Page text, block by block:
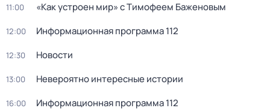
11:00 «Как устроен мир» с Тимофеем Баженовым
12:00 Информационная программа 112
12:30 Новости
13:00 Невероятно интересные истории
16:00 Информационная программа 112